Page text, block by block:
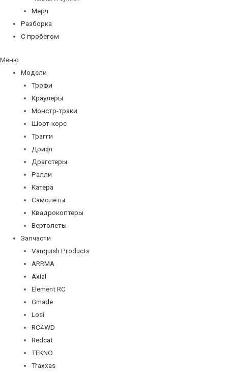
Мерч
Разборка
С пробегом
Меню
Модели
Трофи
Краулеры
Монстр-траки
Шорт-корс
Трагги
Дрифт
Драгстеры
Ралли
Катера
Самолеты
Квадрокоптеры
Вертолеты
Запчасти
Vanquish Products
ARRMA
Axial
Element RC
Gmade
Losi
RC4WD
Redcat
TEKNO
Traxxas